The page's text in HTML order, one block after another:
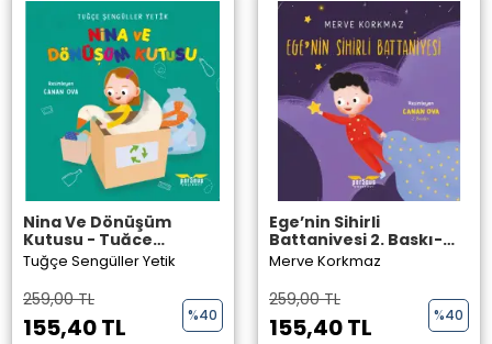
Nina Ve Dönüşüm
Kutusu - Tuğçe
Sengüller Yetik -
Perseus Yayınevi
Tuğçe Sengüller Yetik
259,00 TL
155,40 TL %40
Ege’nin Sihirli
Battaniyesi 2. Baskı-
Merve Korkmaz -
Merve Korkmaz
259,00 TL
155,40 TL %40